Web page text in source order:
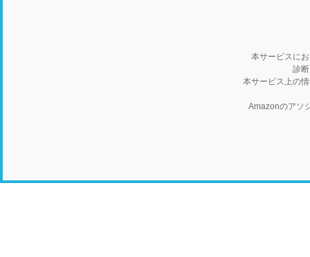
本サービスに
診
本サービス上の
Amazonのアソ